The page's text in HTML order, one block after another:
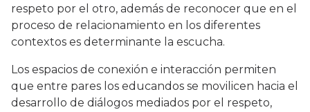
respeto por el otro, además de reconocer que en el
proceso de relacionamiento en los diferentes
contextos es determinante la escucha.
Los espacios de conexión e interacción permiten
que entre pares los educandos se movilicen hacia el
desarrollo de diálogos mediados por el respeto,